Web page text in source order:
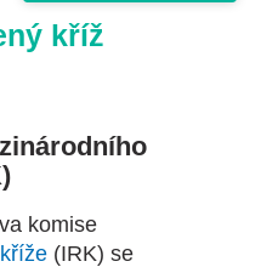
kříž
komise
(IRK) se